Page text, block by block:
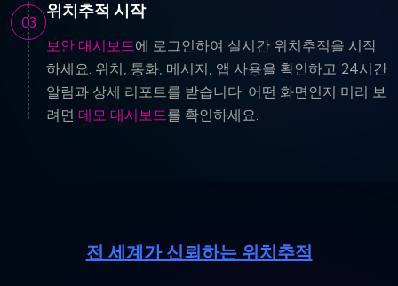
03
위치추적 시작
보안 대시보드에 로그인하여 실시간 위치추적을 시작
하세요. 위치, 통화, 메시지, 앱 사용을 확인하고 24시간
알림과 상세 리포트를 받습니다. 어떤 화면인지 미리 보
려면 데모 대시보드를 확인하세요.
전 세계가 신뢰하는 위치추적